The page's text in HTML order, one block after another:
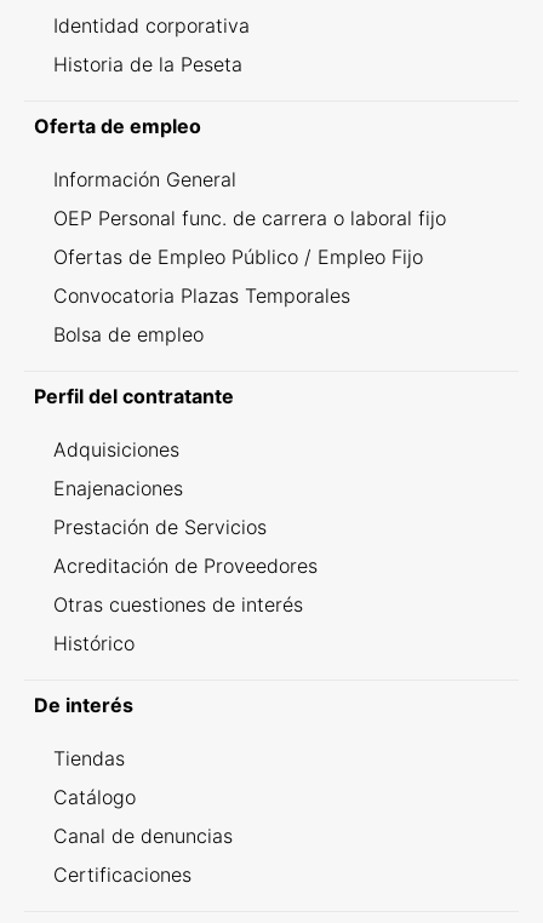
Identidad corporativa
Historia de la Peseta
Oferta de empleo
Información General
OEP Personal func. de carrera o laboral fijo
Ofertas de Empleo Público / Empleo Fijo
Convocatoria Plazas Temporales
Bolsa de empleo
Perfil del contratante
Adquisiciones
Enajenaciones
Prestación de Servicios
Acreditación de Proveedores
Otras cuestiones de interés
Histórico
De interés
Tiendas
Catálogo
Canal de denuncias
Certificaciones